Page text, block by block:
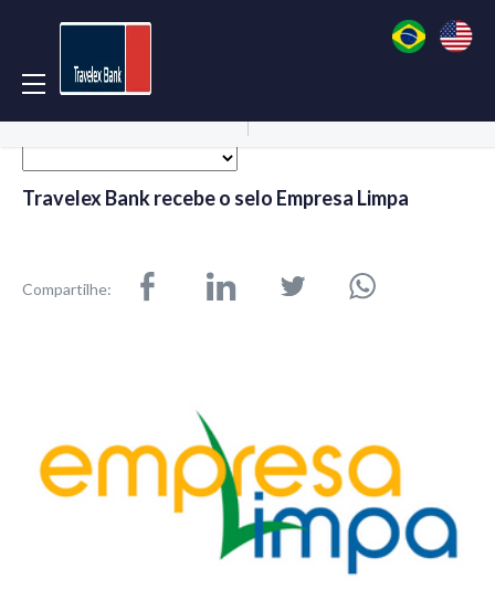
Travelex Bank recebe o selo Empresa Limpa
Compartilhe: